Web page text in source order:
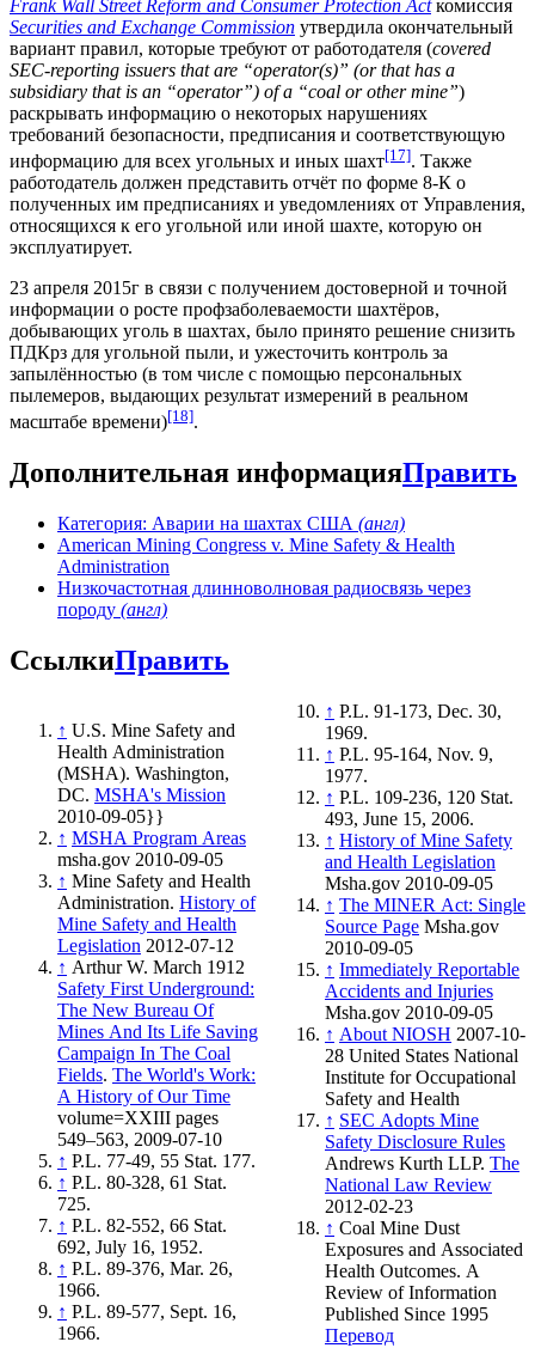
Frank Wall Street Reform and Consumer Protection Actкомиссия
Securities and Exchange Commission утвердила окончательный
вариант правил, которые требуют от работодателя (covered
SEC-reporting issuers that are “operator(s)” (or that has a
subsidiary that is an “operator”) of a “coal or other mine”)
раскрывать информацию о некоторых нарушениях
требований безопасности, предписания и соответствующую
информацию для всех угольных и иных шахт[17]. Также
работодатель должен представить отчёт по форме 8-К о
полученных им предписаниях и уведомлениях от Управления,
относящихся к его угольной или иной шахте, которую он
эксплуатирует.
23 апреля 2015г в связи с получением достоверной и точной
информации о росте профзаболеваемости шахтёров,
добывающих уголь в шахтах, было принято решение снизить
ПДКрз для угольной пыли, и ужесточить контроль за
запылённостью (в том числе с помощью персональных
пылемеров, выдающих результат измерений в реальном
масштабе времени)[18].
Дополнительная информацияПравить
Категория: Аварии на шахтах США (англ)
American Mining Congress v. Mine Safety & Health
Administration
Низкочастотная длинноволновая радиосвязь через
породу (англ)
СсылкиПравить
↑ U.S. Mine Safety and
Health Administration
(MSHA). Washington,
DC. MSHA's Mission
2010-09-05}}
↑ MSHA Program Areas
msha.gov 2010-09-05
↑ Mine Safety and Health
Administration. History of
Mine Safety and Health
Legislation 2012-07-12
↑ Arthur W. March 1912
Safety First Underground:
The New Bureau Of
Mines And Its Life Saving
Campaign In The Coal
Fields. The World's Work:
A History of Our Time
volume=XXIII pages
549–563, 2009-07-10
↑ P.L. 77-49, 55 Stat. 177.
↑ P.L. 80-328, 61 Stat.
725.
↑ P.L. 82-552, 66 Stat.
692, July 16, 1952.
↑ P.L. 89-376, Mar. 26,
1966.
↑ P.L. 89-577, Sept. 16,
1966.
↑ P.L. 91-173, Dec. 30,
1969.
↑ P.L. 95-164, Nov. 9,
1977.
↑ P.L. 109-236, 120 Stat.
493, June 15, 2006.
↑ History of Mine Safety
and Health Legislation
Msha.gov 2010-09-05
↑ The MINER Act: Single
Source Page Msha.gov
2010-09-05
↑ Immediately Reportable
Accidents and Injuries
Msha.gov 2010-09-05
↑ About NIOSH 2007-10-
28 United States National
Institute for Occupational
Safety and Health
↑ SEC Adopts Mine
Safety Disclosure Rules
Andrews Kurth LLP. The
National Law Review
2012-02-23
↑ Coal Mine Dust
Exposures and Associated
Health Outcomes. A
Review of Information
Published Since 1995
Перевод